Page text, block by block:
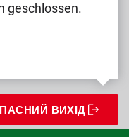
geschlossen.
ВИХІД